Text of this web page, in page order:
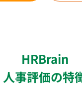
HRBrain
人事評価の特